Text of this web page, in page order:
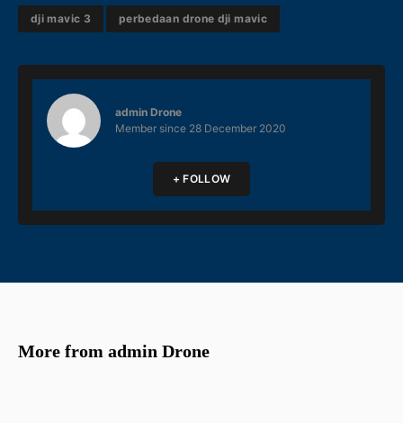
dji mavic 3 perbedaan drone dji mavic
admin Drone
Member since 28 December 2020
+ FOLLOW
More from admin Drone